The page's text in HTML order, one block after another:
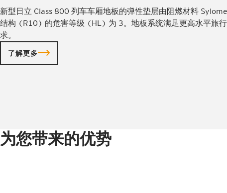
新型日立 Class 800 列车车厢地板的弹性垫层由阻燃材料
结构 (R10) 的危害等级 (HL) 为 3。地板系统满足更高水平旅
求。
了解更多
为您带来的优势